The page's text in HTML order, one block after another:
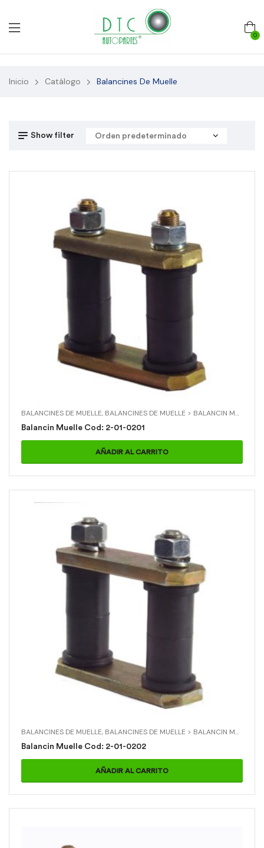
0
Inicio Catálogo Balancines De Muelle
Show filter
BALANCINES DE MUELLE, BALANCINES DE MUELLE > BALANCIN MUELLE
Balancin Muelle Cod: 2-01-0201
AÑADIR AL CARRITO
BALANCINES DE MUELLE, BALANCINES DE MUELLE > BALANCIN MUELLE
Balancin Muelle Cod: 2-01-0202
AÑADIR AL CARRITO